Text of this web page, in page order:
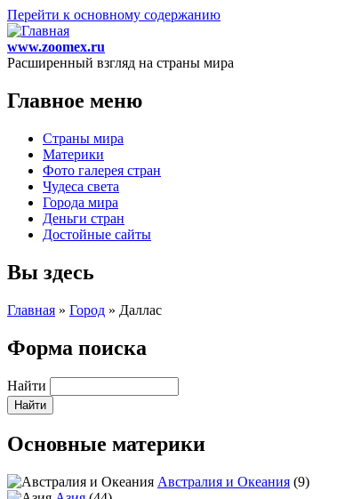
Перейти к основному содержанию
www.zoomex.ru
Расширенный взгляд на страны мира
Главное меню
Страны мира
Материки
Фото галерея стран
Чудеса света
Города мира
Деньги стран
Достойные сайты
Вы здесь
Главная » Город » Даллас
Форма поиска
Найти
Основные материки
Австралия и Океания (9)